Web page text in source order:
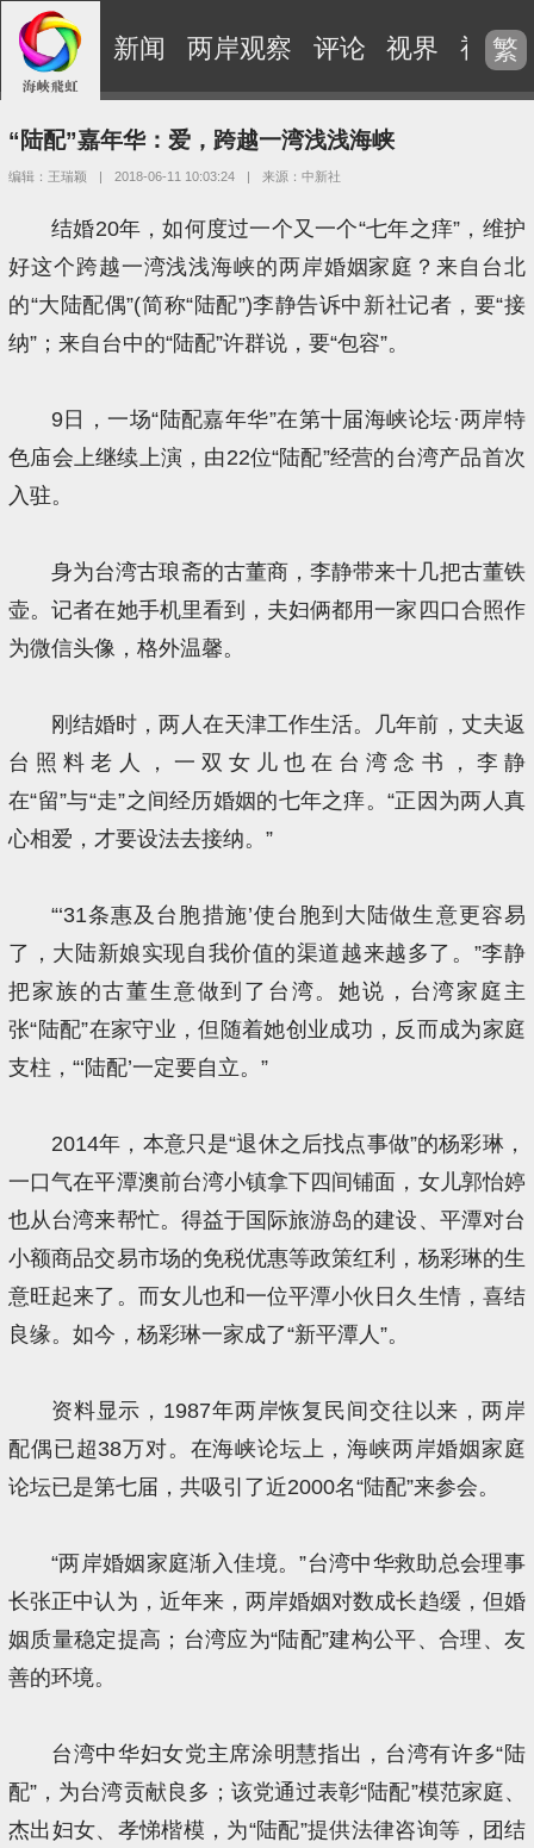
新闻 两岸观察 评论 视界 视频
繁
“陆配”嘉年华：爱，跨越一湾浅浅海峡
编辑：王瑞颖 | 2018-06-11 10:03:24 | 来源：中新社
结婚20年，如何度过一个又一个“七年之痒”，维护
好这个跨越一湾浅浅海峡的两岸婚姻家庭？来自台北
的“大陆配偶”(简称“陆配”)李静告诉中新社记者，要“接
纳”；来自台中的“陆配”许群说，要“包容”。
9日，一场“陆配嘉年华”在第十届海峡论坛·两岸特
色庙会上继续上演，由22位“陆配”经营的台湾产品首次
入驻。
身为台湾古琅斋的古董商，李静带来十几把古董铁
壶。记者在她手机里看到，夫妇俩都用一家四口合照作
为微信头像，格外温馨。
刚结婚时，两人在天津工作生活。几年前，丈夫返
台照料老人，一双女儿也在台湾念书，李静
在“留”与“走”之间经历婚姻的七年之痒。“正因为两人真
心相爱，才要设法去接纳。”
“‘31条惠及台胞措施’使台胞到大陆做生意更容易
了，大陆新娘实现自我价值的渠道越来越多了。”李静
把家族的古董生意做到了台湾。她说，台湾家庭主
张“陆配”在家守业，但随着她创业成功，反而成为家庭
支柱，“‘陆配’一定要自立。”
2014年，本意只是“退休之后找点事做”的杨彩琳，
一口气在平潭澳前台湾小镇拿下四间铺面，女儿郭怡婷
也从台湾来帮忙。得益于国际旅游岛的建设、平潭对台
小额商品交易市场的免税优惠等政策红利，杨彩琳的生
意旺起来了。而女儿也和一位平潭小伙日久生情，喜结
良缘。如今，杨彩琳一家成了“新平潭人”。
资料显示，1987年两岸恢复民间交往以来，两岸
配偶已超38万对。在海峡论坛上，海峡两岸婚姻家庭
论坛已是第七届，共吸引了近2000名“陆配”来参会。
“两岸婚姻家庭渐入佳境。”台湾中华救助总会理事
长张正中认为，近年来，两岸婚姻对数成长趋缓，但婚
姻质量稳定提高；台湾应为“陆配”建构公平、合理、友
善的环境。
台湾中华妇女党主席涂明慧指出，台湾有许多“陆
配”，为台湾贡献良多；该党通过表彰“陆配”模范家庭、
杰出妇女、孝悌楷模，为“陆配”提供法律咨询等，团结